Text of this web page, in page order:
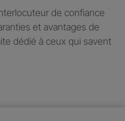
de confiance
et avantages de
dédié à ceux qui savent